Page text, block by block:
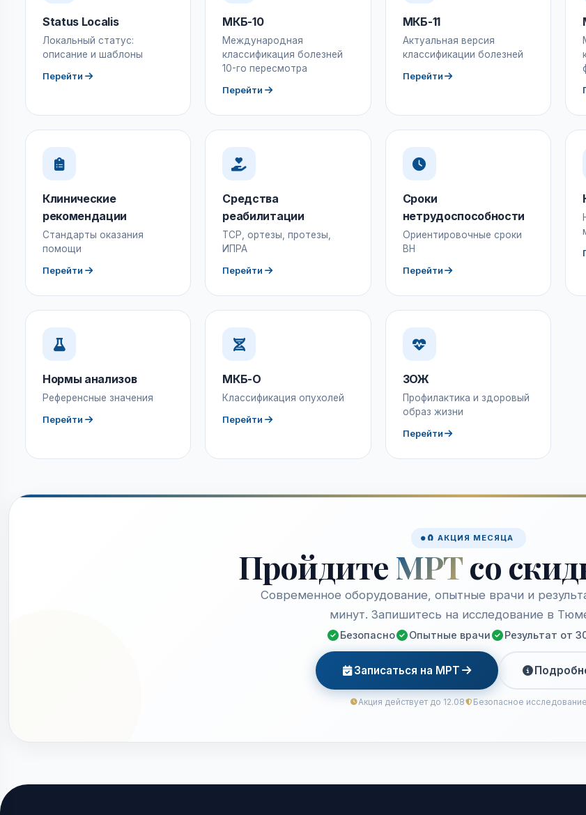
Status Localis
Локальный статус:
описание и шаблоны
Перейти
МКБ-10
Международная
классификация болезней
10-го пересмотра
Перейти
МКБ-11
Актуальная версия
классификации болезней
Перейти
Клинические
рекомендации
Стандарты оказания
помощи
Перейти
Средства
реабилитации
ТСР, ортезы, протезы,
ИПРА
Перейти
Сроки
нетрудоспособности
Ориентировочные сроки
ВН
Перейти
Нормы анализов
Референсные значения
Перейти
МКБ-О
Классификация опухолей
Перейти
ЗОЖ
Профилактика и здоровый
образ жизни
Перейти
🧲 АКЦИЯ МЕСЯЦА
Пройдите МРТсо
Современное оборудование, опытные врачи и
минут. Запишитесь на исследование в
Безопасно Опытные врачи Результат от
Записаться на МРТ
Акция действует до 12.08 Безопасное исследование